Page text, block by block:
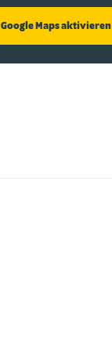
Google Maps aktivieren